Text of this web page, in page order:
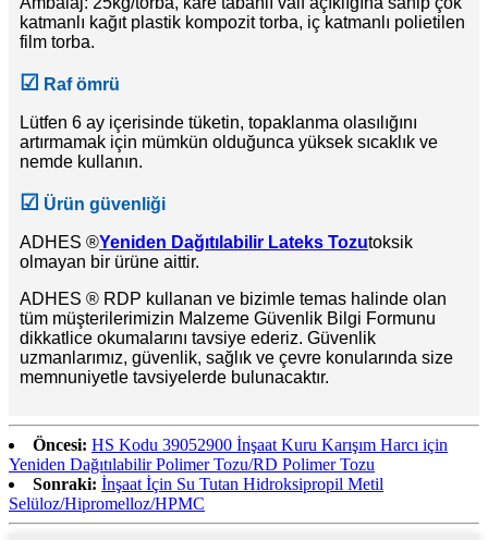
katmanlı kağıt plastik kompozit torba, iç katmanlı polietilen
film torba.
☑ Raf ömrü
Lütfen 6 ay içerisinde tüketin, topaklanma olasılığını
artırmamak için mümkün olduğunca yüksek sıcaklık ve
nemde kullanın.
☑ Ürün güvenliği
ADHES ®Yeniden Dağıtılabilir Lateks Tozutoksik
olmayan bir ürüne aittir.
ADHES ® RDP kullanan ve bizimle temas halinde olan
tüm müşterilerimizin Malzeme Güvenlik Bilgi Formunu
dikkatlice okumalarını tavsiye ederiz. Güvenlik
uzmanlarımız, güvenlik, sağlık ve çevre konularında size
memnuniyetle tavsiyelerde bulunacaktır.
Öncesi: HS Kodu 39052900 İnşaat Kuru Karışım Harcı için
Yeniden Dağıtılabilir Polimer Tozu/RD Polimer Tozu
Sonraki: İnşaat İçin Su Tutan Hidroksipropil Metil
Selüloz/Hipromelloz/HPMC